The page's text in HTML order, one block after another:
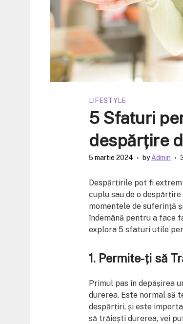
LIFESTYLE
5 Sfaturi
despărțire
5 martie 2024 byAdmin
Despărțirile pot fi
cuplu sau de o
momentele de suferință
îndemână pentru a face
explora 5 sfaturi utile
1. Permite-ți să
Primul pas în depășirea
durerea. Este normal să
despărțiri, și este
să trăiești durerea, vei